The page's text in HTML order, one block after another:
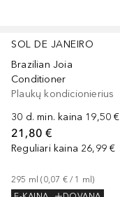
SOL DE JANEIRO
Brazilian Joia
Conditioner
Plaukų kondicionierius
30 d. min. kaina 19,50 €
21,80 €
Reguliari kaina 26,99 €
295 ml (0,07 € / 1 ml)